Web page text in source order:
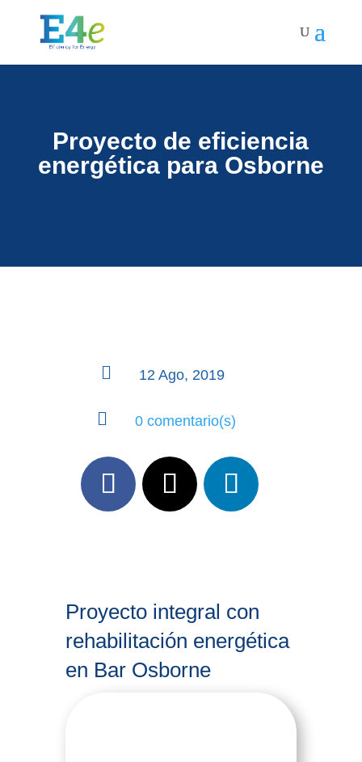
Proyecto de eficiencia
energética para Osborne
 12 Ago, 2019
 0 comentario(s)
Proyecto integral con
rehabilitación energética
en Bar Osborne